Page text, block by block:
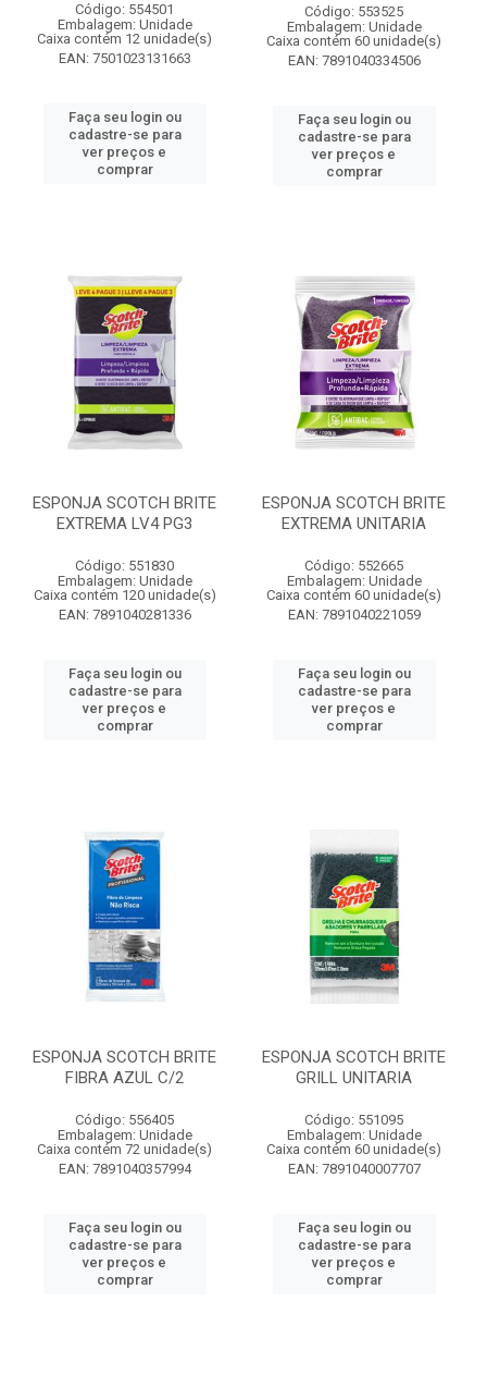
Código: 554501
Embalagem: Unidade
Caixa contém 12 unidade(s)
EAN: 7501023131663
Faça seu login ou
cadastre-se para
ver preços e
comprar
Código: 553525
Embalagem: Unidade
Caixa contém 60 unidade(s)
EAN: 7891040334506
Faça seu login ou
cadastre-se para
ver preços e
comprar
ESPONJA SCOTCH BRITE
EXTREMA LV4 PG3
Código: 551830
Embalagem: Unidade
Caixa contém 120 unidade(s)
EAN: 7891040281336
Faça seu login ou
cadastre-se para
ver preços e
comprar
ESPONJA SCOTCH BRITE
EXTREMA UNITARIA
Código: 552665
Embalagem: Unidade
Caixa contém 60 unidade(s)
EAN: 7891040221059
Faça seu login ou
cadastre-se para
ver preços e
comprar
ESPONJA SCOTCH BRITE
FIBRA AZUL C/2
Código: 556405
Embalagem: Unidade
Caixa contém 72 unidade(s)
EAN: 7891040357994
Faça seu login ou
cadastre-se para
ver preços e
comprar
ESPONJA SCOTCH BRITE
GRILL UNITARIA
Código: 551095
Embalagem: Unidade
Caixa contém 60 unidade(s)
EAN: 7891040007707
Faça seu login ou
cadastre-se para
ver preços e
comprar